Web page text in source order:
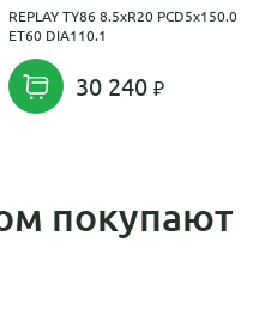
REPLAY TY86 8.5xR20 PCD5x150.0
ET60 DIA110.1
30 240
покупают